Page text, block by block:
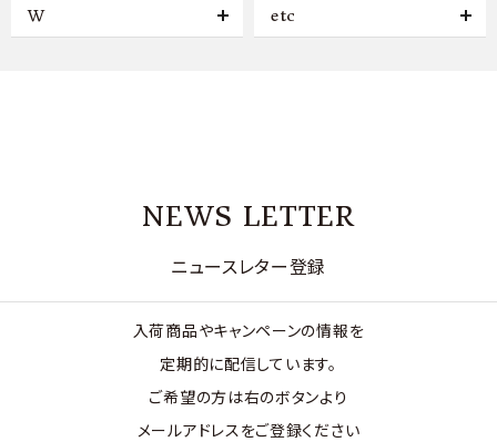
W etc
NEWS LETTER
ニュースレター登録
入荷商品やキャンペーンの情報を
定期的に配信しています。
ご希望の方は右のボタンより
メールアドレスをご登録ください